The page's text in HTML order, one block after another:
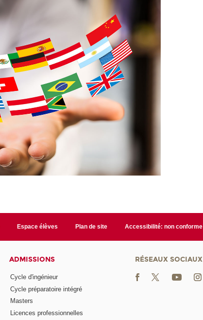
Espace élèves Plan de site Accessibilité: non conforme
ADMISSIONS
Cycle d'ingénieur
Cycle préparatoire intégré
Masters
Licences professionnelles
RÉSEAUX SOCIAUX